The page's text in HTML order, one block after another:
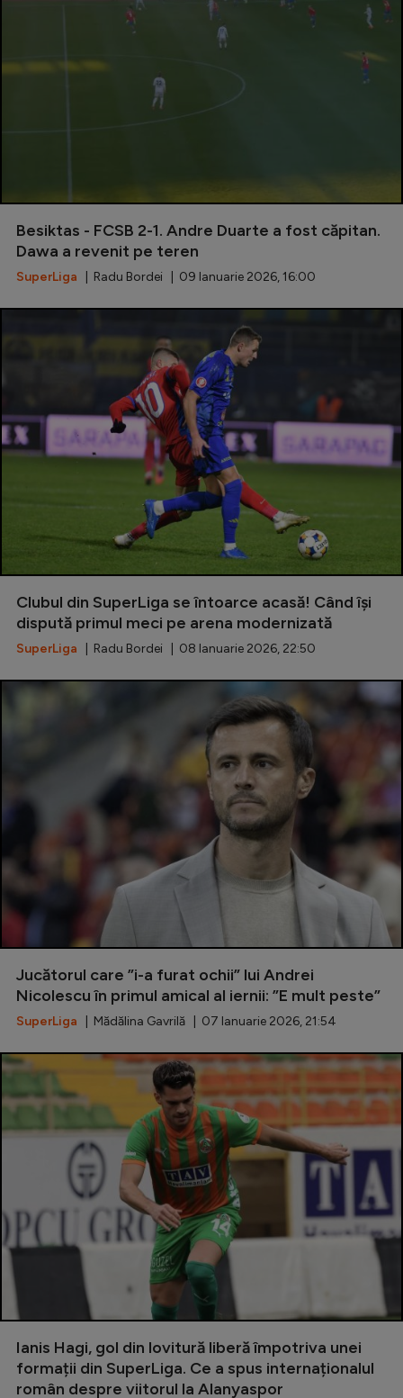
Besiktas - FCSB 2-1. Andre Duarte a fost căpitan.
Dawa a revenit pe teren
SuperLiga | Radu Bordei | 09 Ianuarie 2026, 16:00
Clubul din SuperLiga se întoarce acasă! Când își
dispută primul meci pe arena modernizată
SuperLiga | Radu Bordei | 08 Ianuarie 2026, 22:50
Jucătorul care ”i-a furat ochii” lui Andrei
Nicolescu în primul amical al iernii: ”E mult peste”
SuperLiga | Mădălina Gavrilă | 07 Ianuarie 2026, 21:54
Ianis Hagi, gol din lovitură liberă împotriva unei
formații din SuperLiga. Ce a spus internaționalul
român despre viitorul la Alanyaspor